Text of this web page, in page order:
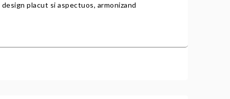
placut si aspectuos, armonizand